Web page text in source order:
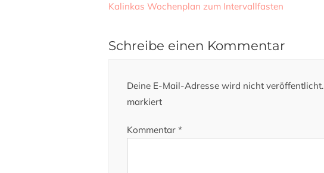
Kalinkas Wochenplan zum Intervallfasten
Schreibe einen Kommentar
Deine E-Mail-Adresse wird nicht veröffentlicht.
markiert
Kommentar *